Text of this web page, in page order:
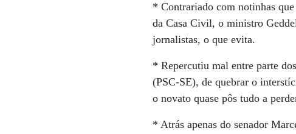
* Contrariado com notinhas
da Casa Civil, o ministro
jornalistas, o que evita.
* Repercutiu mal entre parte
(PSC-SE), de quebrar o
o novato quase pôs tudo a
* Atrás apenas do senador